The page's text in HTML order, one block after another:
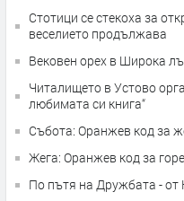
Стотици се стекоха за
веселието продължава
Вековен орех в Широка
Читалището в Устово
любимата си книга“
Събота: Оранжев код за
Жега: Оранжев код за
По пътя на Дружбата - от